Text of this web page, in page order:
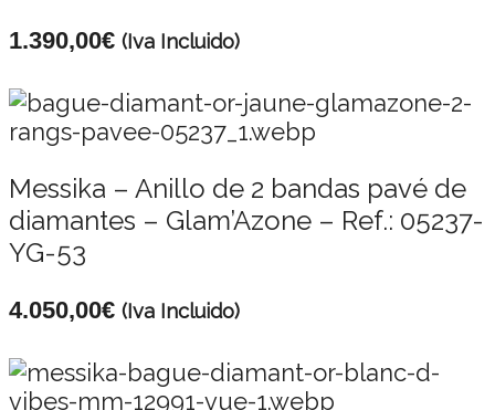
1.390,00€ (Iva Incluido)
Messika – Anillo de 2 bandas pavé de
diamantes – Glam’Azone – Ref.: 05237-
YG-53
4.050,00€ (Iva Incluido)